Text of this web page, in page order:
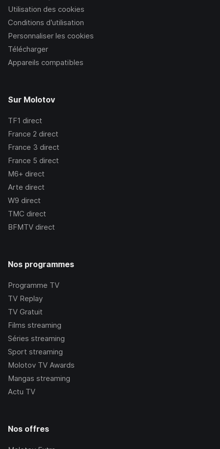
Utilisation des cookies
Conditions d’utilisation
Personnaliser les cookies
Télécharger
Appareils compatibles
Sur Molotov
TF1 direct
France 2 direct
France 3 direct
France 5 direct
M6+ direct
Arte direct
W9 direct
TMC direct
BFMTV direct
Nos programmes
Programme TV
TV Replay
TV Gratuit
Films streaming
Séries streaming
Sport streaming
Molotov TV Awards
Mangas streaming
Actu TV
Nos offres